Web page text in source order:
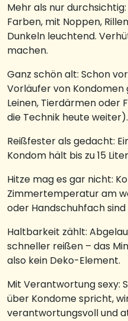
Mehr als nur
Farben, mit Noppen,
Dunkeln leuchtend.
machen.
Ganz schön alt: Schon
Vorläufer von Kondomen
Leinen, Tierdärmen oder
die Technik heute weiter).
Reißfester als gedacht:
Kondom hält bis zu 15
Hitze mag es gar nicht:
Zimmertemperatur am
oder Handschuhfach
Haltbarkeit zählt:
schneller reißen – das
also kein Deko-Element.
Mit Verantwortung sexy:
über Kondome spricht,
verantwortungsvoll und